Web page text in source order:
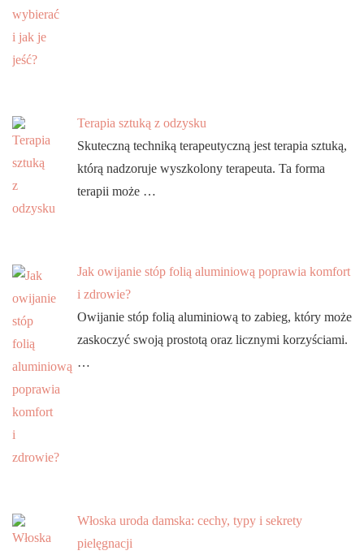
Terapia sztuką z odzysku
Skuteczną techniką terapeutyczną jest terapia sztuką,
którą nadzoruje wyszkolony terapeuta. Ta forma
terapii może …
Jak owijanie stóp folią aluminiową poprawia komfort
i zdrowie?
Owijanie stóp folią aluminiową to zabieg, który może
zaskoczyć swoją prostotą oraz licznymi korzyściami.
…
Włoska uroda damska: cechy, typy i sekrety
pielęgnacji